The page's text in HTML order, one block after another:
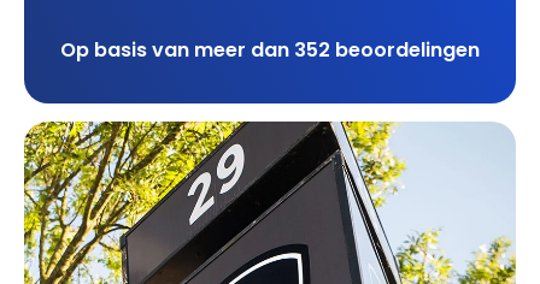
Op basis van meer dan 352 beoordelingen